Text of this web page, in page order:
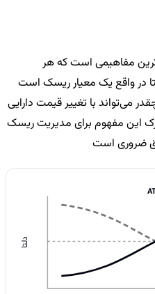
مفاهیمی است که هر
در واقع یک معیار ریسک است
با تغییر قیمت دارایی
این مفهوم برای مدیریت ریسک
ضروری است
دلتا